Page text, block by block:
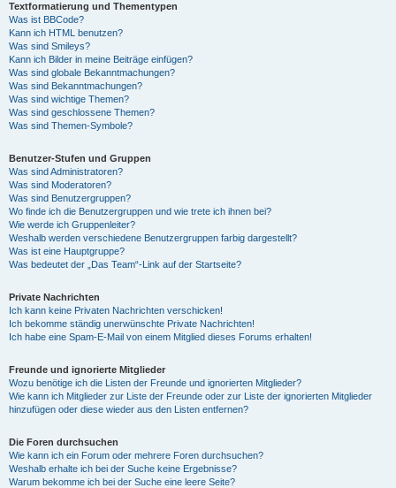
Textformatierung und Thementypen
Was ist BBCode?
Kann ich HTML benutzen?
Was sind Smileys?
Kann ich Bilder in meine Beiträge einfügen?
Was sind globale Bekanntmachungen?
Was sind Bekanntmachungen?
Was sind wichtige Themen?
Was sind geschlossene Themen?
Was sind Themen-Symbole?
Benutzer-Stufen und Gruppen
Was sind Administratoren?
Was sind Moderatoren?
Was sind Benutzergruppen?
Wo finde ich die Benutzergruppen und wie trete ich ihnen bei?
Wie werde ich Gruppenleiter?
Weshalb werden verschiedene Benutzergruppen farbig dargestellt?
Was ist eine Hauptgruppe?
Was bedeutet der „Das Team“-Link auf der Startseite?
Private Nachrichten
Ich kann keine Privaten Nachrichten verschicken!
Ich bekomme ständig unerwünschte Private Nachrichten!
Ich habe eine Spam-E-Mail von einem Mitglied dieses Forums erhalten!
Freunde und ignorierte Mitglieder
Wozu benötige ich die Listen der Freunde und ignorierten Mitglieder?
Wie kann ich Mitglieder zur Liste der Freunde oder zur Liste der ignorierten Mitglieder
hinzufügen oder diese wieder aus den Listen entfernen?
Die Foren durchsuchen
Wie kann ich ein Forum oder mehrere Foren durchsuchen?
Weshalb erhalte ich bei der Suche keine Ergebnisse?
Warum bekomme ich bei der Suche eine leere Seite?